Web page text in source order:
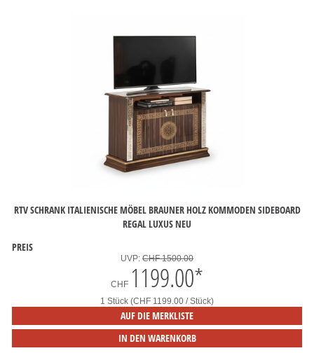
RTV SCHRANK ITALIENISCHE MÖBEL BRAUNER HOLZ KOMMODEN SIDEBOARD
REGAL LUXUS NEU
PREIS
UVP: CHF 1500.00
CHF 1199.00*
1 Stück (CHF 1199.00 / Stück)
AUF DIE MERKLISTE
IN DEN WARENKORB